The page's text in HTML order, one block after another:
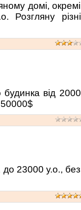
домі, окремі
Розгляну різні
будинка від 2000
50000$
23000 у.о., без